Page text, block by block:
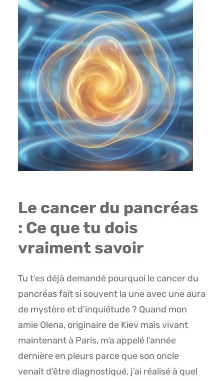
Le cancer du pancréas
: Ce que tu dois
vraiment savoir
Tu t’es déjà demandé pourquoi le cancer du
pancréas fait si souvent la une avec une aura
de mystère et d’inquiétude ? Quand mon
amie Olena, originaire de Kiev mais vivant
maintenant à Paris, m’a appelé l’année
dernière en pleurs parce que son oncle
venait d’être diagnostiqué, j’ai réalisé à quel